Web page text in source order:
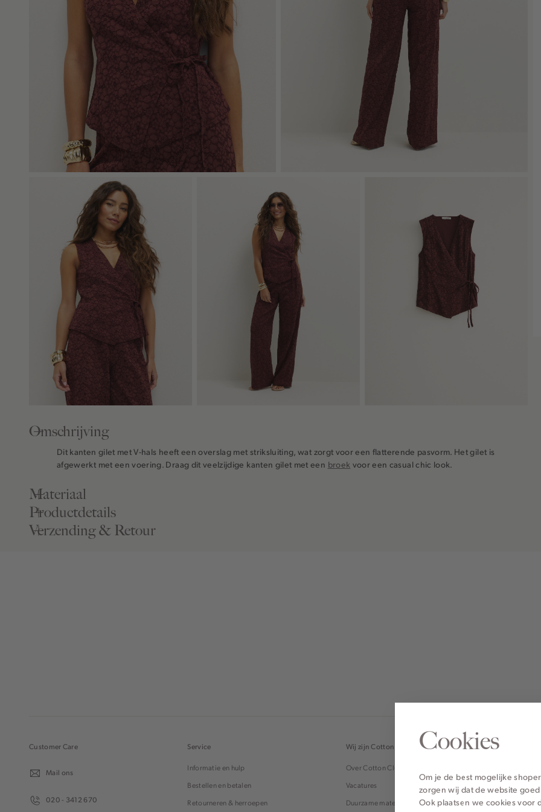
Omschrijving
Dit kanten gilet met V-hals heeft een overslag met striksluiting, wat zorgt voor een flatterende pasvorm. Het gilet is
afgewerkt met een voering. Draag dit veelzijdige kanten gilet met een broek voor een casual chic look.
Materiaal
Productdetails
Verzending & Retour
Customer Care
Mail ons
020 - 3412 670
Service
Informatie en hulp
Bestellen en betalen
Retourneren & herroepen
Wij zijn Cotton Club
Over Cotton Club
Vacatures
Duurzame materialen
Tops
Broeken
Cookies
Om je de best mogelijke
zorgen wij dat de website
Ook plaatsen we cookies voor